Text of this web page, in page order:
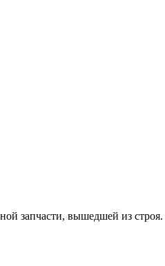
запчасти, вышедшей из